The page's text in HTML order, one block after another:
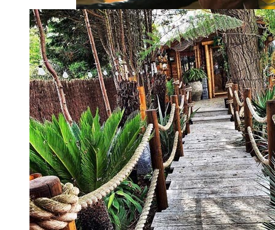
«Морковное» ДТП На Трассе Одесса-
Николаев: Столкнулись Два Грузовика
«Веном 3» Получил Зловещее
Название И Ускоренную Премьеру